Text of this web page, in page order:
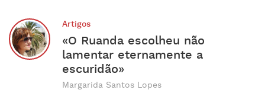
Artigos
«O Ruanda escolheu não
lamentar eternamente a
escuridão»
Margarida Santos Lopes